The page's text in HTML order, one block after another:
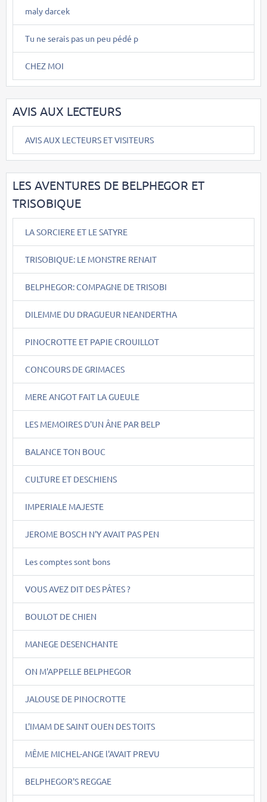
maly darcek
Tu ne serais pas un peu pédé p
CHEZ MOI
AVIS AUX LECTEURS
AVIS AUX LECTEURS ET VISITEURS
LES AVENTURES DE BELPHEGOR ET
TRISOBIQUE
LA SORCIERE ET LE SATYRE
TRISOBIQUE: LE MONSTRE RENAIT
BELPHEGOR: COMPAGNE DE TRISOBI
DILEMME DU DRAGUEUR NEANDERTHA
PINOCROTTE ET PAPIE CROUILLOT
CONCOURS DE GRIMACES
MERE ANGOT FAIT LA GUEULE
LES MEMOIRES D'UN ÂNE PAR BELP
BALANCE TON BOUC
CULTURE ET DESCHIENS
IMPERIALE MAJESTE
JEROME BOSCH N'Y AVAIT PAS PEN
Les comptes sont bons
VOUS AVEZ DIT DES PÂTES ?
BOULOT DE CHIEN
MANEGE DESENCHANTE
ON M'APPELLE BELPHEGOR
JALOUSE DE PINOCROTTE
L'IMAM DE SAINT OUEN DES TOITS
MÊME MICHEL-ANGE l'AVAIT PREVU
BELPHEGOR'S REGGAE